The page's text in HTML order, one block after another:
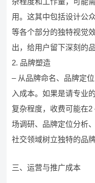
用。这其中包括设计公
等各个部分的独特视觉
出，给用户留下深刻的
2. 品牌塑造
– 从品牌命名、品牌定
入成本。如果是请专业
复杂程度，收费可能在
场调研、品牌定位分析
社交领域树立独特的品
三、运营与推广成本